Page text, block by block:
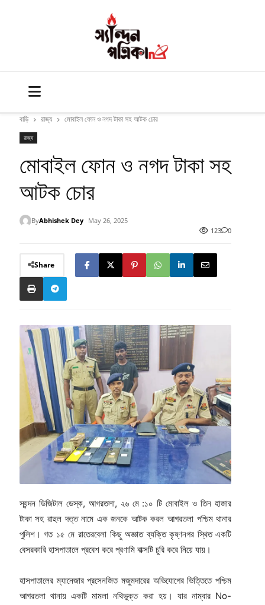
বাড়ি রাজ্য মোবাইল ফোন ও নগদ টাকা সহ আটক চোর
রাজ্য
মোবাইল ফোন ও নগদ টাকা সহ
আটক চোর
ByAbhishek Dey
May 26, 2025
123
0
Share
স্যন্দন ডিজিটাল ডেস্ক, আগরতলা, ২৬ মে :১০ টি মোবাইল ও তিন হাজার
টাকা সহ রাহুল দত্ত নামে এক জনকে আটক করল আগরতলা পশ্চিম থানার
পুলিশ। গত ১৫ মে রাতেরবেলা কিছু অজ্ঞাত ব্যক্তি কৃষ্ণনগর স্থিত একটি
বেসরকারি হাসপাতালে প্রবেশ করে প্রণামি বাক্সটি চুরি করে নিয়ে যায়।
হাসপাতালের ম্যানেজার প্রসেনজিত মজুমদারের অভিযোগের ভিত্তিতে পশ্চিম
আগরতলা থানায় একটি মামলা নথিভুক্ত করা হয়। যার নাম্বার No-